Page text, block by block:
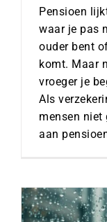
Pensioen
waar je pas
ouder bent
komt. Maar
vroeger je
Als
mensen niet
aan